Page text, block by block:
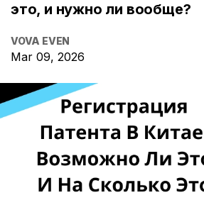
это, и нужно ли вообще?
VOVA EVEN
Mar 09, 2026